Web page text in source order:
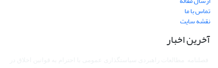
تماس با ما
نقشه سایت
آخرین اخبار